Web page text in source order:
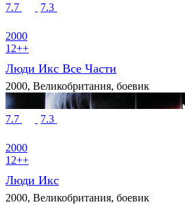
7.7 7.3
2000
12++
Люди Икс Все Части
2000, Великобритания, боевик
7.7 7.3
2000
12++
Люди Икс
2000, Великобритания, боевик